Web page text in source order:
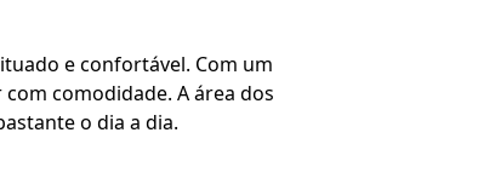
e confortável. Com um
comodidade. A área dos
o dia a dia.